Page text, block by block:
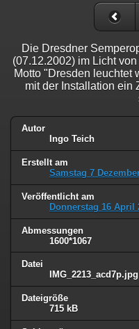
Die Dresdner
(07.12.2002) im Licht
Motto "Dresden leuchtet
mit der Installation ein
Autor
Ingo Teich
Erstellt am
Samstag 7
Veröffentlicht am
Donnerstag 16 April
Abmessungen
1600*1067
Datei
IMG_2213_acd7p.jpg
Dateigröße
715 kB